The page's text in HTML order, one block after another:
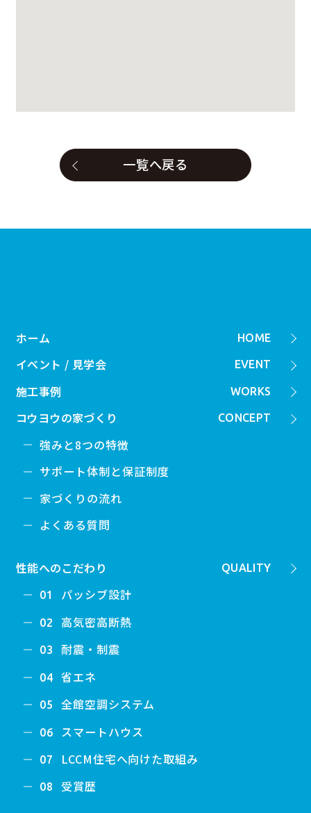
一覧へ戻る
HOME
ホーム
EVENT
イベント / 見学会
WORKS
施工事例
CONCEPT
コウヨウの家づくり
強みと8つの特徴
サポート体制と保証制度
家づくりの流れ
よくある質問
QUALITY
性能へのこだわり
01 パッシブ設計
02 高気密高断熱
03 耐震・制震
04 省エネ
05 全館空調システム
06 スマートハウス
07 LCCM住宅へ向けた取組み
08 受賞歴